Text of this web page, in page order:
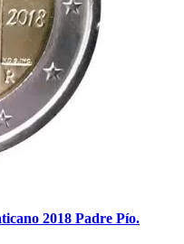
2018 Padre Pío.